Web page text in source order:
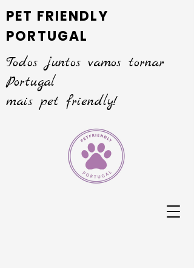
PET FRIENDLY
PORTUGAL
Todos juntos vamos tornar
Portugal
mais pet friendly!